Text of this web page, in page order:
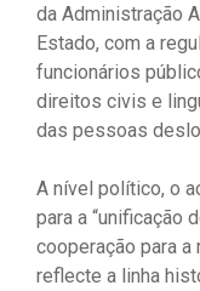
da Administração
Estado, com a
funcionários
direitos civis e
das pessoas
A nível político, o
para a “unificação
cooperação para a
reflecte a linha